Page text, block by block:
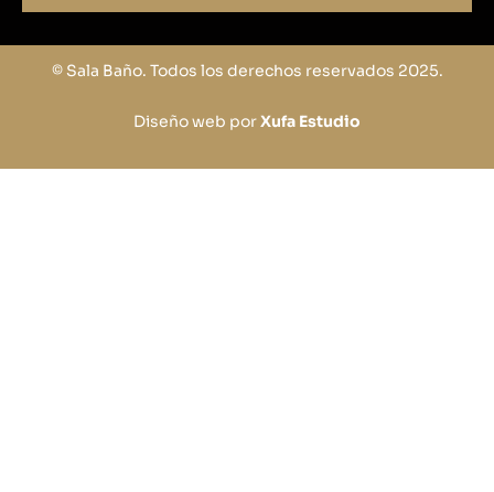
© Sala Baño. Todos los derechos reservados 2025.
Diseño web porXufa Estudio